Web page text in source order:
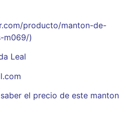
producto/manton-de-
m069/)
Leal
el precio de este manton